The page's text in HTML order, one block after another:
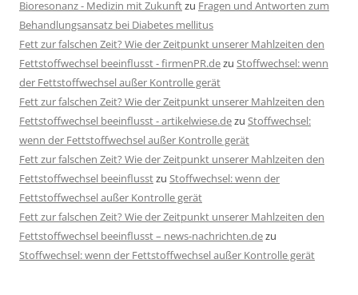
Bioresonanz - Medizin mit Zukunftzu Fragen und Antworten zum
Behandlungsansatz bei Diabetes mellitus
Fett zur falschen Zeit? Wie der Zeitpunkt unserer Mahlzeiten den
Fettstoffwechsel beeinflusst - firmenPR.dezu Stoffwechsel: wenn
der Fettstoffwechsel außer Kontrolle gerät
Fett zur falschen Zeit? Wie der Zeitpunkt unserer Mahlzeiten den
Fettstoffwechsel beeinflusst - artikelwiese.dezu Stoffwechsel:
wenn der Fettstoffwechsel außer Kontrolle gerät
Fett zur falschen Zeit? Wie der Zeitpunkt unserer Mahlzeiten den
Fettstoffwechsel beeinflusstzu Stoffwechsel: wenn der
Fettstoffwechsel außer Kontrolle gerät
Fett zur falschen Zeit? Wie der Zeitpunkt unserer Mahlzeiten den
Fettstoffwechsel beeinflusst – news-nachrichten.dezu
Stoffwechsel: wenn der Fettstoffwechsel außer Kontrolle gerät